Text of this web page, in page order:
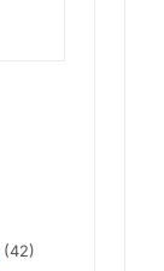
(42)